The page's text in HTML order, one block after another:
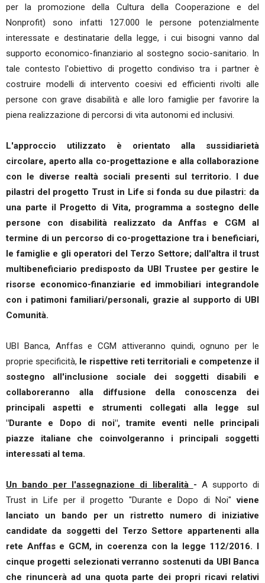
per la promozione della Cultura della Cooperazione e del
Nonprofit) sono infatti 127.000 le persone potenzialmente
interessate e destinatarie della legge, i cui bisogni vanno dal
supporto economico-finanziario al sostegno socio-sanitario. In
tale contesto l'obiettivo di progetto condiviso tra i partner è
costruire modelli di intervento coesivi ed efficienti rivolti alle
persone con grave disabilità e alle loro famiglie per favorire la
piena realizzazione di percorsi di vita autonomi ed inclusivi.
L'approccio utilizzato è orientato alla sussidiarietà
circolare, aperto alla co-progettazione e alla collaborazione
con le diverse realtà sociali presenti sul territorio. I due
pilastri del progetto Trust in Life si fonda su due pilastri: da
una parte il Progetto di Vita, programma a sostegno delle
persone con disabilità realizzato da Anffas e CGM al
termine di un percorso di co-progettazione tra i beneficiari,
le famiglie e gli operatori del Terzo Settore; dall'altra il trust
multibeneficiario predisposto da UBI Trustee per gestire le
risorse economico-finanziarie ed immobiliari integrandole
con i patimoni familiari/personali, grazie al supporto di UBI
Comunità.
UBI Banca, Anffas e CGM attiveranno quindi, ognuno per le
proprie specificità, le rispettive reti territoriali e competenze il
sostegno all'inclusione sociale dei soggetti disabili e
collaboreranno alla diffusione della conoscenza dei
principali aspetti e strumenti collegati alla legge sul
"Durante e Dopo di noi", tramite eventi nelle principali
piazze italiane che coinvolgeranno i principali soggetti
interessati al tema.
Un bando per l'assegnazione di liberalità - A supporto di
Trust in Life per il progetto "Durante e Dopo di Noi"viene
lanciato un bando per un ristretto numero di iniziative
candidate da soggetti del Terzo Settore appartenenti alla
rete Anffas e GCM, in coerenza con la legge 112/2016. I
cinque progetti selezionati verranno sostenuti da UBI Banca
che rinuncerà ad una quota parte dei propri ricavi relativi